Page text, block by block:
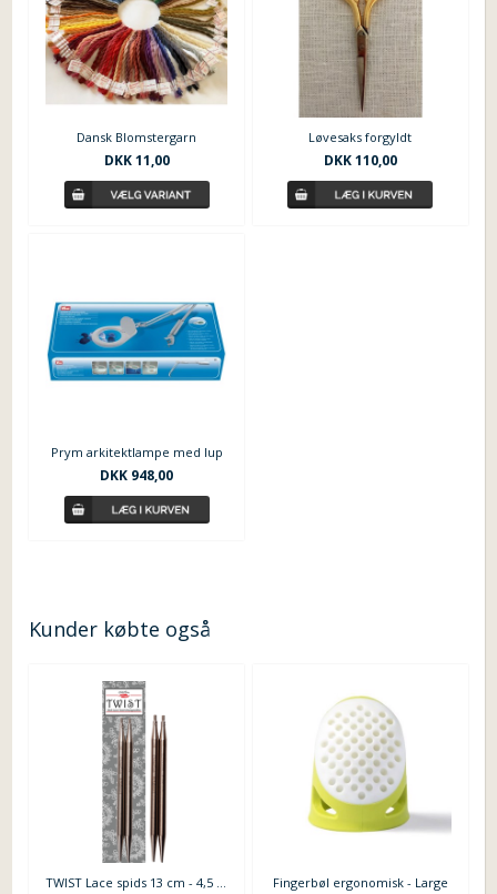
Dansk Blomstergarn
DKK 11,00
Løvesaks forgyldt
DKK 110,00
Prym arkitektlampe med lup
DKK 948,00
Kunder købte også
Fingerbøl ergonomisk - Large